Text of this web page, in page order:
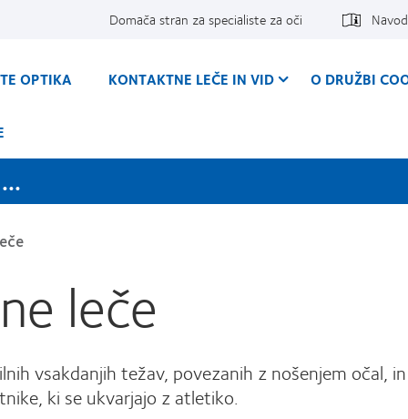
Domača stran za specialiste za oči
OPTIKA KONTAKTNE LEČE IN VID O DRUŽBI
leče
vsakdanjih težav, povezanih z nošenjem očal,
ki se ukvarjajo z atletiko.